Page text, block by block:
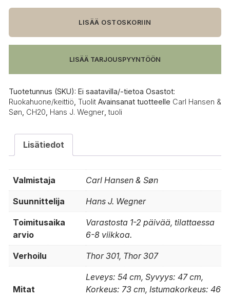
&
CH20
tuoli,
määrä
LISÄÄ OSTOSKORIIN
LISÄÄ TARJOUSPYYNTÖÖN
Tuotetunnus (SKU): Ei saatavilla/-tietoa Osastot:
Ruokahuone/keittiö Tuolit Avainsanat tuotteelle Carl Hansen &
Søn CH20 Hans J. Wegner ,tuoli
Lisätiedot
Valmistaja Carl Hansen & Søn
Suunnittelija Hans J. Wegner
Toimitusaika
arvio
Varastosta 1-2 päivää, tilattaessa
6-8 viikkoa.
Verhoilu Thor 301, Thor 307
Mitat
Leveys: 54 cm, Syvyys: 47 cm,
Korkeus: 73 cm, Istumakorkeus: 46